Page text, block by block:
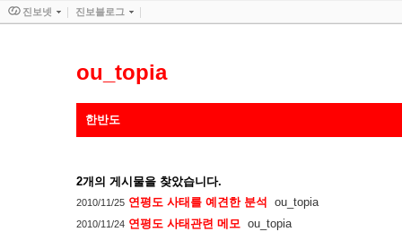
ou_topia
한반도
2개의 게시물을 찾았습니다.
2010/11/25 연평도 사태를 예견한 분석 ou_topia
2010/11/24 연평도 사태관련 메모 ou_topia
진보넷 진보블로그